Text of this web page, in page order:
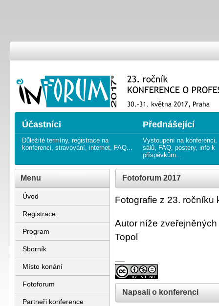
23rd annual CONFERENCE
Účastníci
Důležité termíny, registrace na
konferenci, stravování, internet, FAQ...
Přednášející
Vystoupení na
sálů, FAQ, postery, info k
příspěvkům...
Menu
Úvod
Registrace
Program
Sborník
Místo konání
Fotoforum
Partneři konference
Fotoforum 2017
Fotografie z 23. ročníku
Autor níže
Topol
Napsali o konferenci